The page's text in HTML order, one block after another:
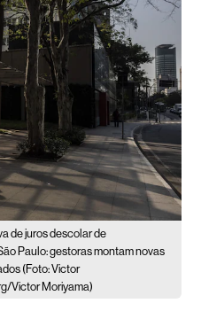
de juros descolar de
Paulo: gestoras montam novas
(Foto: Victor
Victor Moriyama)